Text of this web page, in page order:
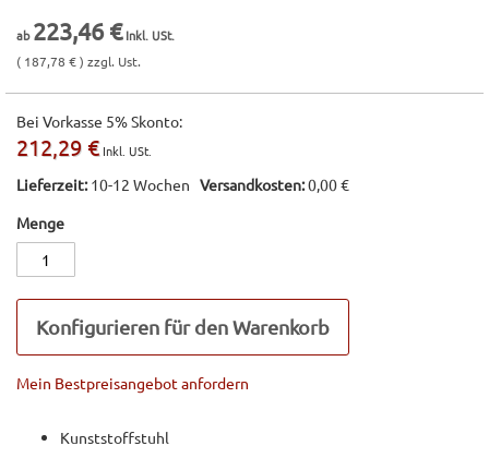
223,46 €
( 187,78 € ) zzgl. Ust.
Bei Vorkasse 5% Skonto:
212,29 €
Lieferzeit:10-12 Wochen Versandkosten:0,00 €
Menge
Konfigurieren für den Warenkorb
Mein Bestpreisangebot anfordern
Kunststoffstuhl
springen